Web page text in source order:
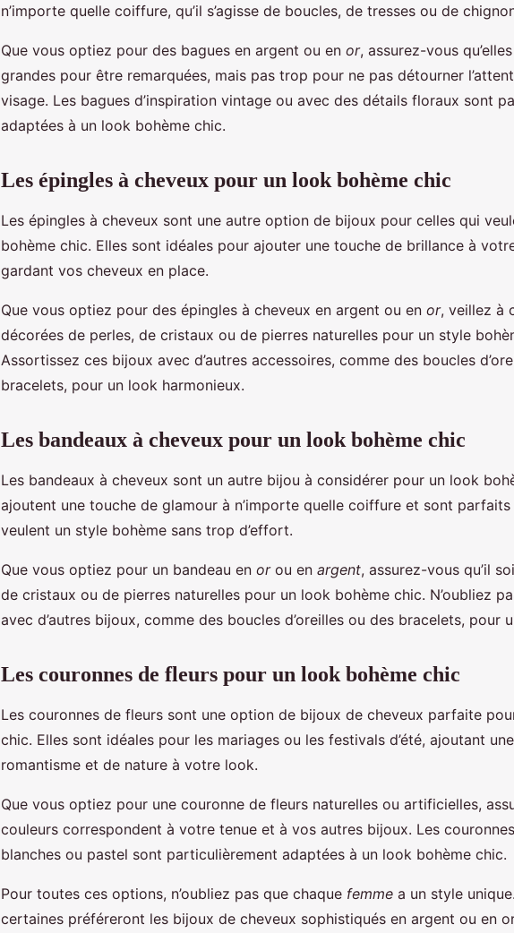
n’importe quelle coiffure, qu’il s’agisse de boucles, de tresses ou de
Que vous optiez pour des bagues en argent ou en or, assurez-vous
grandes pour être remarquées, mais pas trop pour ne pas détourner
visage. Les bagues d’inspiration vintage ou avec des détails floraux sont
adaptées à un look bohème chic.
Les épingles à cheveux pour un look bohème chic
Les épingles à cheveux sont une autre option de bijoux pour celles qui
bohème chic. Elles sont idéales pour ajouter une touche de brillance à
gardant vos cheveux en place.
Que vous optiez pour des épingles à cheveux en argent ou en or, veillez à
décorées de perles, de cristaux ou de pierres naturelles pour un style
Assortissez ces bijoux avec d’autres accessoires, comme des boucles
bracelets, pour un look harmonieux.
Les bandeaux à cheveux pour un look bohème chic
Les bandeaux à cheveux sont un autre bijou à considérer pour un look
ajoutent une touche de glamour à n’importe quelle coiffure et sont
veulent un style bohème sans trop d’effort.
Que vous optiez pour un bandeau en orou en argent, assurez-vous qu’il
de cristaux ou de pierres naturelles pour un look bohème chic. N’oubliez
avec d’autres bijoux, comme des boucles d’oreilles ou des bracelets, pour
Les couronnes de fleurs pour un look bohème chic
Les couronnes de fleurs sont une option de bijoux de cheveux parfaite
chic. Elles sont idéales pour les mariages ou les festivals d’été, ajoutant
romantisme et de nature à votre look.
Que vous optiez pour une couronne de fleurs naturelles ou artificielles,
couleurs correspondent à votre tenue et à vos autres bijoux. Les
blanches ou pastel sont particulièrement adaptées à un look bohème chic.
Pour toutes ces options, n’oubliez pas que chaque femme a un style
certaines préféreront les bijoux de cheveux sophistiqués en argent ou en